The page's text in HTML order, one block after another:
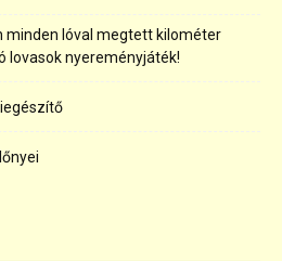
minden lóval megtett kilométer
lovasok nyereményjáték!